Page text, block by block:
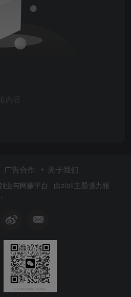
内容
广告合作 关于我们
业与网赚平台 · 由zibll主题 强力驱